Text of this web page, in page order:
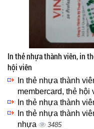
In thẻ nhựa thành viên, in
hội viên
In thẻ nhựa thành
membercard, thẻ hội
In thẻ nhựa thành
In thẻ nhựa thành
nhựa
3485